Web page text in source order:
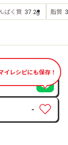
ぱく質 37.2g 脂質
イレシピにも保存！
-